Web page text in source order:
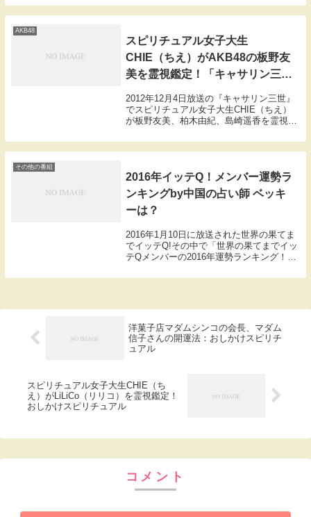
ラダの材料や作り方のレシピをまとめまし
たので紹介します。
AKB48
スピリチュアル女子大生
CHIE（ちえ）がAKB48の板野友
美を霊視鑑定！「キャサリン三
2012年12月4日放送の『キャサリン三世』
でスピリチュアル女子大生CHIE（ちえ）
が板野友美、柏木由紀、島崎遥香を霊視鑑
ラの色や大きさから目に見えない内面を見
抜く能力でAKB48の3人を診断してもら
その他の番組
2016年イッテQ！メンバー運勢ラ
ンキングby中国の占い師 ベッキ
ーは？
2016年1月10日に放送された世界の果てま
でイッテQ!その中で「世界の果てまでイッ
テQメンバーの2016年運勢ランキング！」
シェン・ジュオさん。生年月日・生まれた
洋菓子店マダムシンコの会長、マダム
信子さんの開運法：おしかけスピリチ
ュアル
スピリチュアル女子大生CHIE（ち
え）がLiLiCo（リリコ）を霊視鑑定！
おしかけスピリチュアル
コメント